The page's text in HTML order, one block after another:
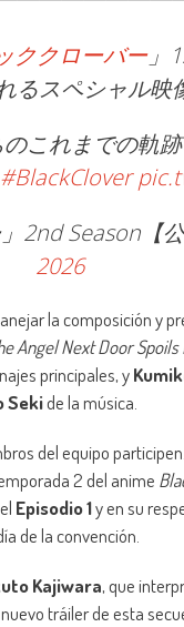
ククローバー」
るスペシャル映
これまでの軌跡
#BlackClover
2nd Season【
2026
la composición y
Angel Next Door
principales, y
Sekide la música.
del equipo
2 del anime
Episodio 1y en su
de la convención.
Kajiwara, que
tráiler de esta